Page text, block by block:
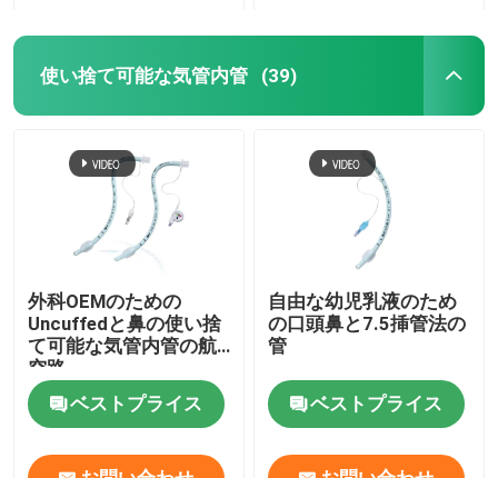
使い捨て可能な気管内管 (39)
外科OEMのための
Uncuffedと鼻の使い捨
て可能な気管内管の航
空路
ベストプライス
自由な幼児乳液のため
の口頭鼻と7.5挿管法の
管
ベストプライス